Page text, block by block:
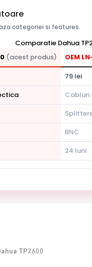
categoriei si features.
Comparatie Dahua
(acest produs) OEM
79 lei
Cabluri
BNC
24 luni
TP2600